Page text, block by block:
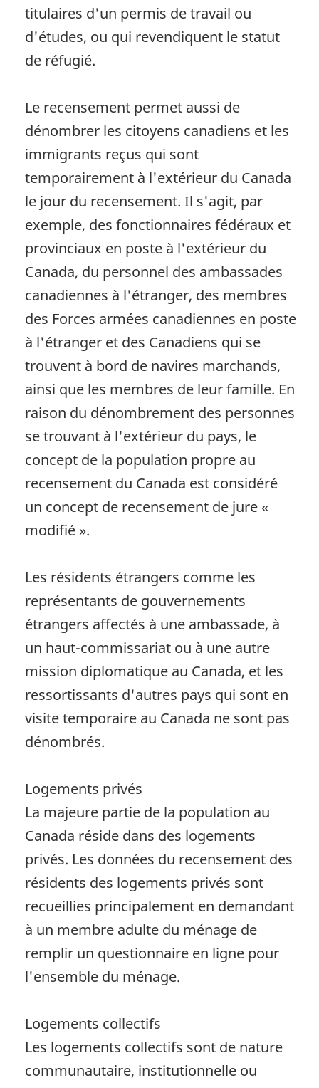
titulaires d'un permis de travail ou
d'études, ou qui revendiquent le statut
de réfugié.
Le recensement permet aussi de
dénombrer les citoyens canadiens et les
immigrants reçus qui sont
temporairement à l'extérieur du Canada
le jour du recensement. Il s'agit, par
exemple, des fonctionnaires fédéraux et
provinciaux en poste à l'extérieur du
Canada, du personnel des ambassades
canadiennes à l'étranger, des membres
des Forces armées canadiennes en poste
à l'étranger et des Canadiens qui se
trouvent à bord de navires marchands,
ainsi que les membres de leur famille. En
raison du dénombrement des personnes
se trouvant à l'extérieur du pays, le
concept de la population propre au
recensement du Canada est considéré
un concept de recensement de jure «
modifié ».
Les résidents étrangers comme les
représentants de gouvernements
étrangers affectés à une ambassade, à
un haut-commissariat ou à une autre
mission diplomatique au Canada, et les
ressortissants d'autres pays qui sont en
visite temporaire au Canada ne sont pas
dénombrés.
Logements privés
La majeure partie de la population au
Canada réside dans des logements
privés. Les données du recensement des
résidents des logements privés sont
recueillies principalement en demandant
à un membre adulte du ménage de
remplir un questionnaire en ligne pour
l'ensemble du ménage.
Logements collectifs
Les logements collectifs sont de nature
communautaire, institutionnelle ou